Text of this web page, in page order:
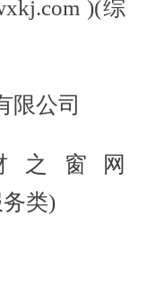
)(综
公司
窗网
类)